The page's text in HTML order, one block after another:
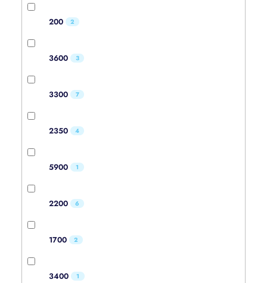
200 2
3600 3
3300 7
2350 4
5900 1
2200 6
1700 2
3400 1